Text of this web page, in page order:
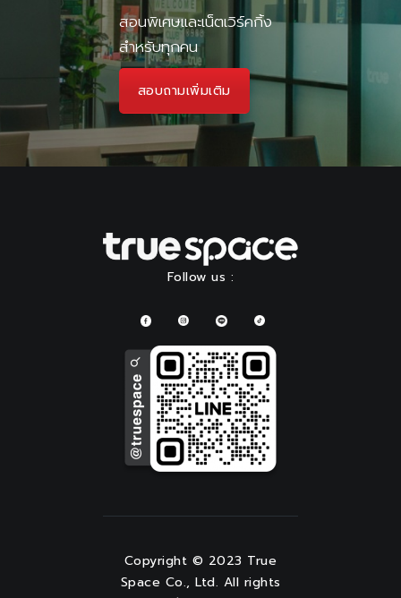
สอนพิเศษและเน็ตเวิร์คกิ้ง
สำหรับทุกคน
สอบถามเพิ่มเติม
Follow us :
Copyright © 2023 True
Space Co., Ltd. All rights